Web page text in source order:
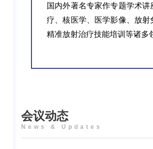
国内外著名专家作专题学术
疗、核医学、医学影像、放
精准放射治疗技能培训等诸多
会议动态
News & Updates